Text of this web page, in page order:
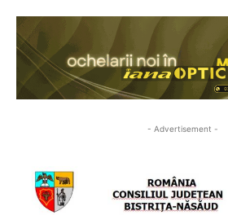
- Advertisement -